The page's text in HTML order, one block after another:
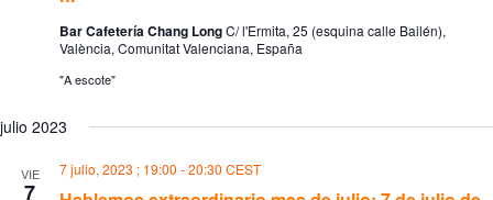
Bar Cafetería Chang LongC/ l'Ermita, 25 (esquina calle Bailén),
València, Comunitat Valenciana, España
"A escote"
julio 2023
VIE
7
7 julio, 2023 ; 19:00 -20:30 CEST